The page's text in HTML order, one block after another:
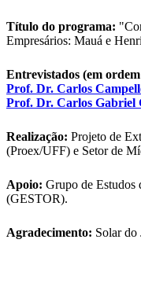
Título do programa:
Empresários: Mauá e
Entrevistados (em
Prof. Dr. Carlos
Prof. Dr. Carlos Gabriel
Realização: Projeto de
(Proex/UFF) e Setor de
Apoio: Grupo de Estudos
(GESTOR).
Agradecimento: Solar do